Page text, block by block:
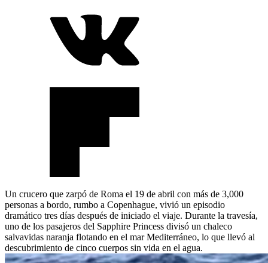
Un crucero que zarpó de Roma el 19 de abril con más de 3,000
personas a bordo, rumbo a Copenhague, vivió un episodio
dramático tres días después de iniciado el viaje. Durante la travesía,
uno de los pasajeros del Sapphire Princess divisó un chaleco
salvavidas naranja flotando en el mar Mediterráneo, lo que llevó al
descubrimiento de cinco cuerpos sin vida en el agua.